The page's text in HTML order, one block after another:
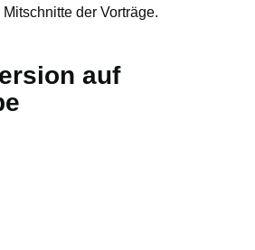
der Vorträge.
auf